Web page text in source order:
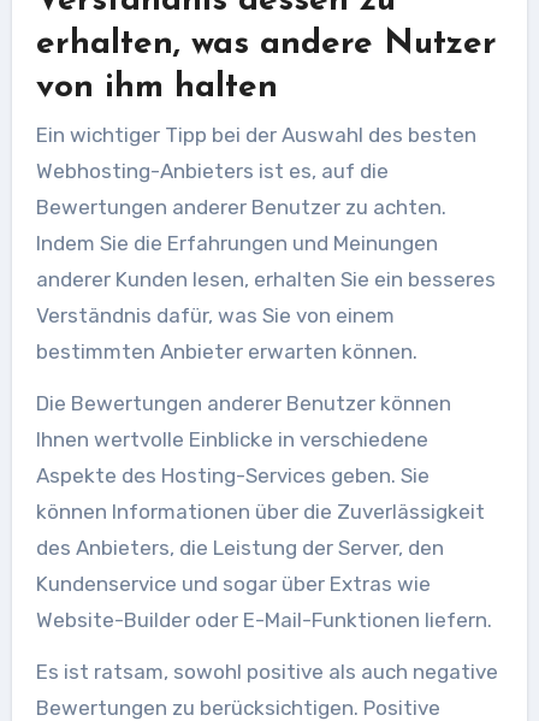
erhalten, was andere Nutzer
von ihm halten
Ein wichtiger Tipp bei der Auswahl des besten
Webhosting-Anbieters ist es, auf die
Bewertungen anderer Benutzer zu achten.
Indem Sie die Erfahrungen und Meinungen
anderer Kunden lesen, erhalten Sie ein besseres
Verständnis dafür, was Sie von einem
bestimmten Anbieter erwarten können.
Die Bewertungen anderer Benutzer können
Ihnen wertvolle Einblicke in verschiedene
Aspekte des Hosting-Services geben. Sie
können Informationen über die Zuverlässigkeit
des Anbieters, die Leistung der Server, den
Kundenservice und sogar über Extras wie
Website-Builder oder E-Mail-Funktionen liefern.
Es ist ratsam, sowohl positive als auch negative
Bewertungen zu berücksichtigen. Positive